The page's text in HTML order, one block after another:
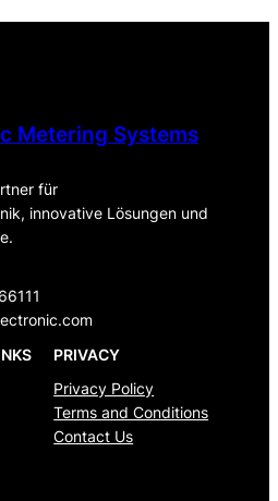
Metering Systems
für
innovative Lösungen und
PRIVACY
Privacy Policy
Terms and Conditions
Contact Us